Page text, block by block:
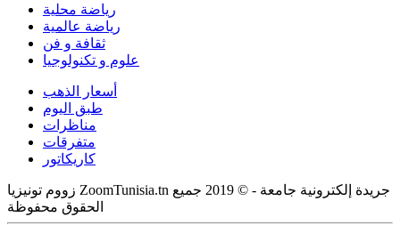
رياضة محلية
رياضة عالمية
ثقافة و فن
علوم و تكنولوجيا
أسعار الذهب
طبق اليوم
مناظرات
متفرقات
كاريكاتور
زووم تونيزيا ZoomTunisia.tn جريدة إلكترونية جامعة - © 2019 جميع
الحقوق محفوظة